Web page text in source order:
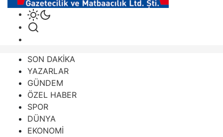
SON DAKİKA
YAZARLAR
GÜNDEM
ÖZEL HABER
SPOR
DÜNYA
EKONOMİ